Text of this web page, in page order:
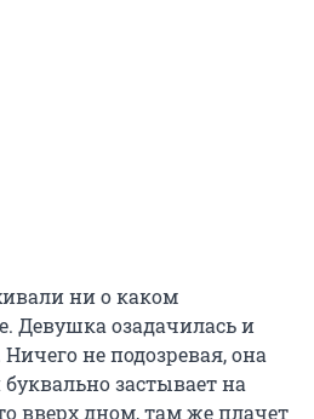
ни о каком
Девушка озадачилась и
не подозревая, она
застывает на
вверх дном, там же плачет